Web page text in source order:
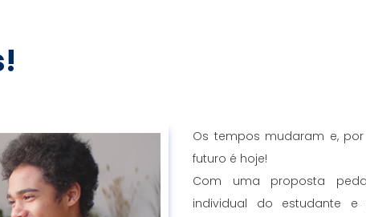
Os tempos mudaram e,
futuro é hoje!
Com uma proposta
individual do estudante